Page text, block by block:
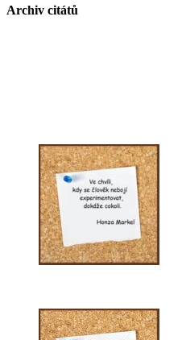
Archiv citátů